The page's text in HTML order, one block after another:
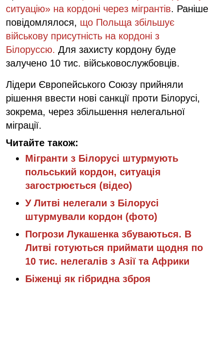
ситуацію» на кордоні через мігрантів. Раніше
повідомлялося, що Польща збільшує
військову присутність на кордоні з
Білоруссю. Для захисту кордону буде
залучено 10 тис. військовослужбовців.
Лідери Європейського Союзу прийняли
рішення ввести нові санкції проти Білорусі,
зокрема, через збільшення нелегальної
міграції.
Читайте також:
Мігранти з Білорусі штурмують
польський кордон, ситуація
загострюється (відео)
У Литві нелегали з Білорусі
штурмували кордон (фото)
Погрози Лукашенка збуваються. В
Литві готуються приймати щодня по
10 тис. нелегалів з Азії та Африки
Біженці як гібридна зброя